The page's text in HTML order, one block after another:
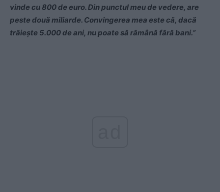
vinde cu 800 de euro. Din punctul meu de vedere, are
peste două miliarde. Convingerea mea este că, dacă
trăiește 5.000 de ani, nu poate să rămână fără bani.”